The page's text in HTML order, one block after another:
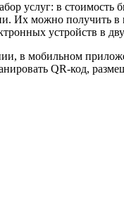
услуг: в
Их можно получить в
устройств в
в мобильном
QR-код,